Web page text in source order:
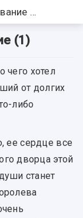
Глава 154 - Завоевание (1)
(1)
чего хотел
от долгих
либо
ее сердце все
дворца этой
станет